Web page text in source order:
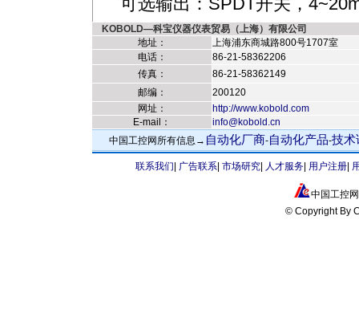
KOBOLD—科宝仪器仪表贸易（上海）有限公司
地址：
上海浦东商城路800号1707室
电话：
86-21-58362206
传真：
86-21-58362149
邮编：
200120
网址：
http://www.kobold.com
E-mail：
info@kobold.cn
中国工控网所有信息→ 自动化厂商-自动化产品-技术
联系我们 广告联系 市场研究 人才服务 用户注册
中国工控网
© Copyright By